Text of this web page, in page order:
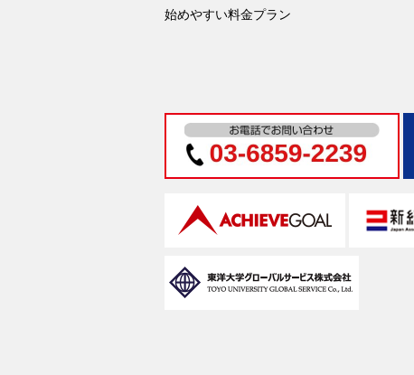
始めやすい料金プラン